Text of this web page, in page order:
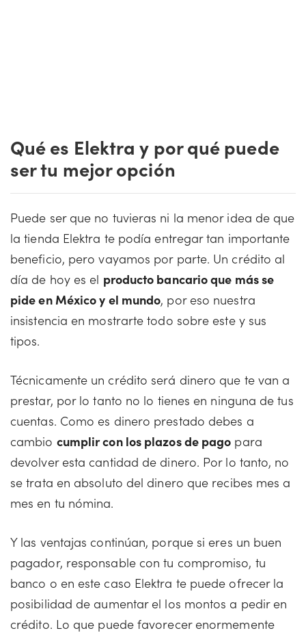
Qué es Elektra y por qué puede
ser tu mejor opción
Puede ser que no tuvieras ni la menor idea de que
la tienda Elektra te podía entregar tan importante
beneficio, pero vayamos por parte. Un crédito al
día de hoy es el producto bancario que más se
pide en México y el mundo, por eso nuestra
insistencia en mostrarte todo sobre este y sus
tipos.
Técnicamente un crédito será dinero que te van a
prestar, por lo tanto no lo tienes en ninguna de tus
cuentas. Como es dinero prestado debes a
cambio cumplir con los plazos de pago para
devolver esta cantidad de dinero. Por lo tanto, no
se trata en absoluto del dinero que recibes mes a
mes en tu nómina.
Y las ventajas continúan, porque si eres un buen
pagador, responsable con tu compromiso, tu
banco o en este caso Elektra te puede ofrecer la
posibilidad de aumentar el los montos a pedir en
crédito. Lo que puede favorecer enormemente